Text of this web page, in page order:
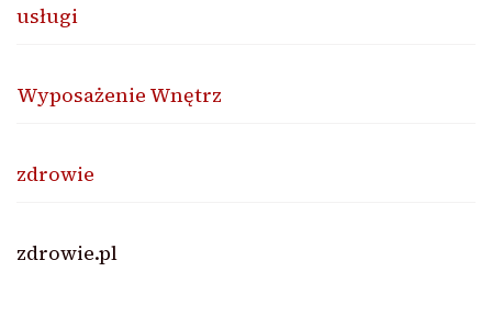
usługi
Wyposażenie Wnętrz
zdrowie
zdrowie.pl